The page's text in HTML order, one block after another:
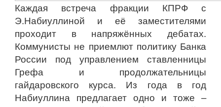
Каждая встреча фракции КПРФ с
Э.Набиуллиной и её заместителями
проходит в напряжённых дебатах.
Коммунисты не приемлют политику Банка
России под управлением ставленницы
Грефа и продолжательницы
гайдаровского курса. Из года в год
Набиуллина предлагает одно и тоже –